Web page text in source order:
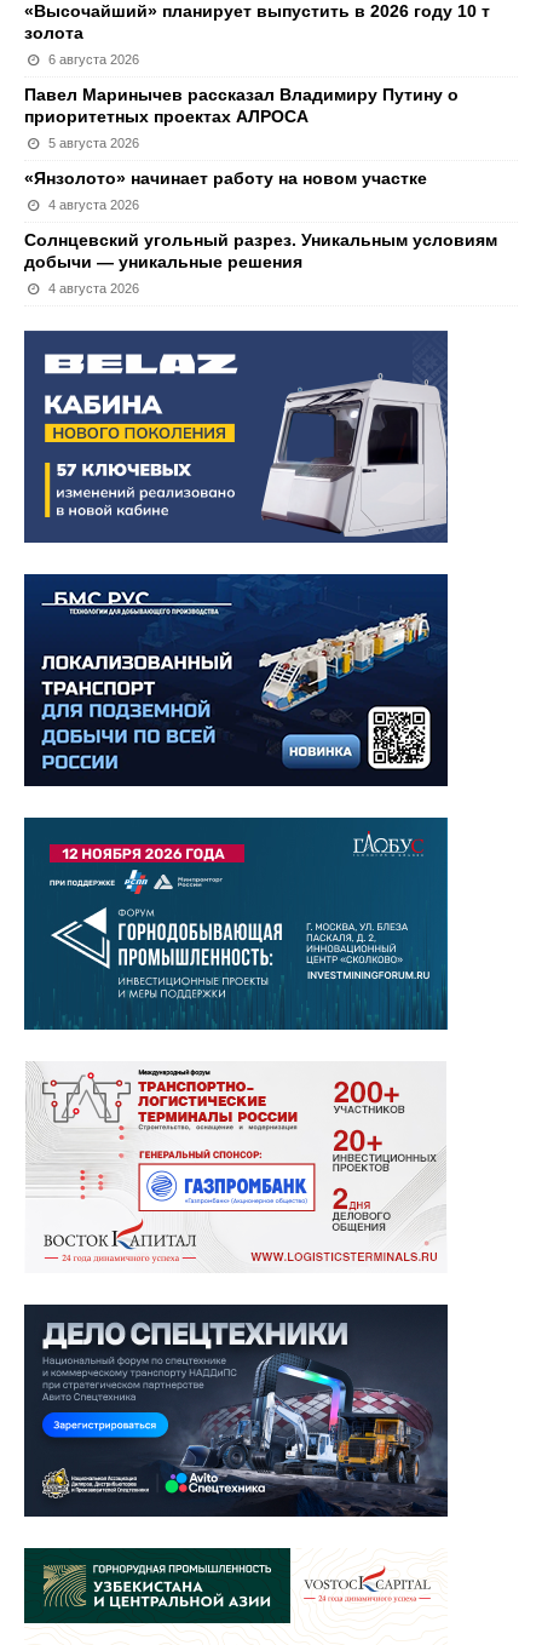
«Высочайший» планирует выпустить в 2026 году 10 т
золота
6 августа 2026
Павел Маринычев рассказал Владимиру Путину о
приоритетных проектах АЛРОСА
5 августа 2026
«Янзолото» начинает работу на новом участке
4 августа 2026
Солнцевский угольный разрез. Уникальным условиям
добычи — уникальные решения
4 августа 2026